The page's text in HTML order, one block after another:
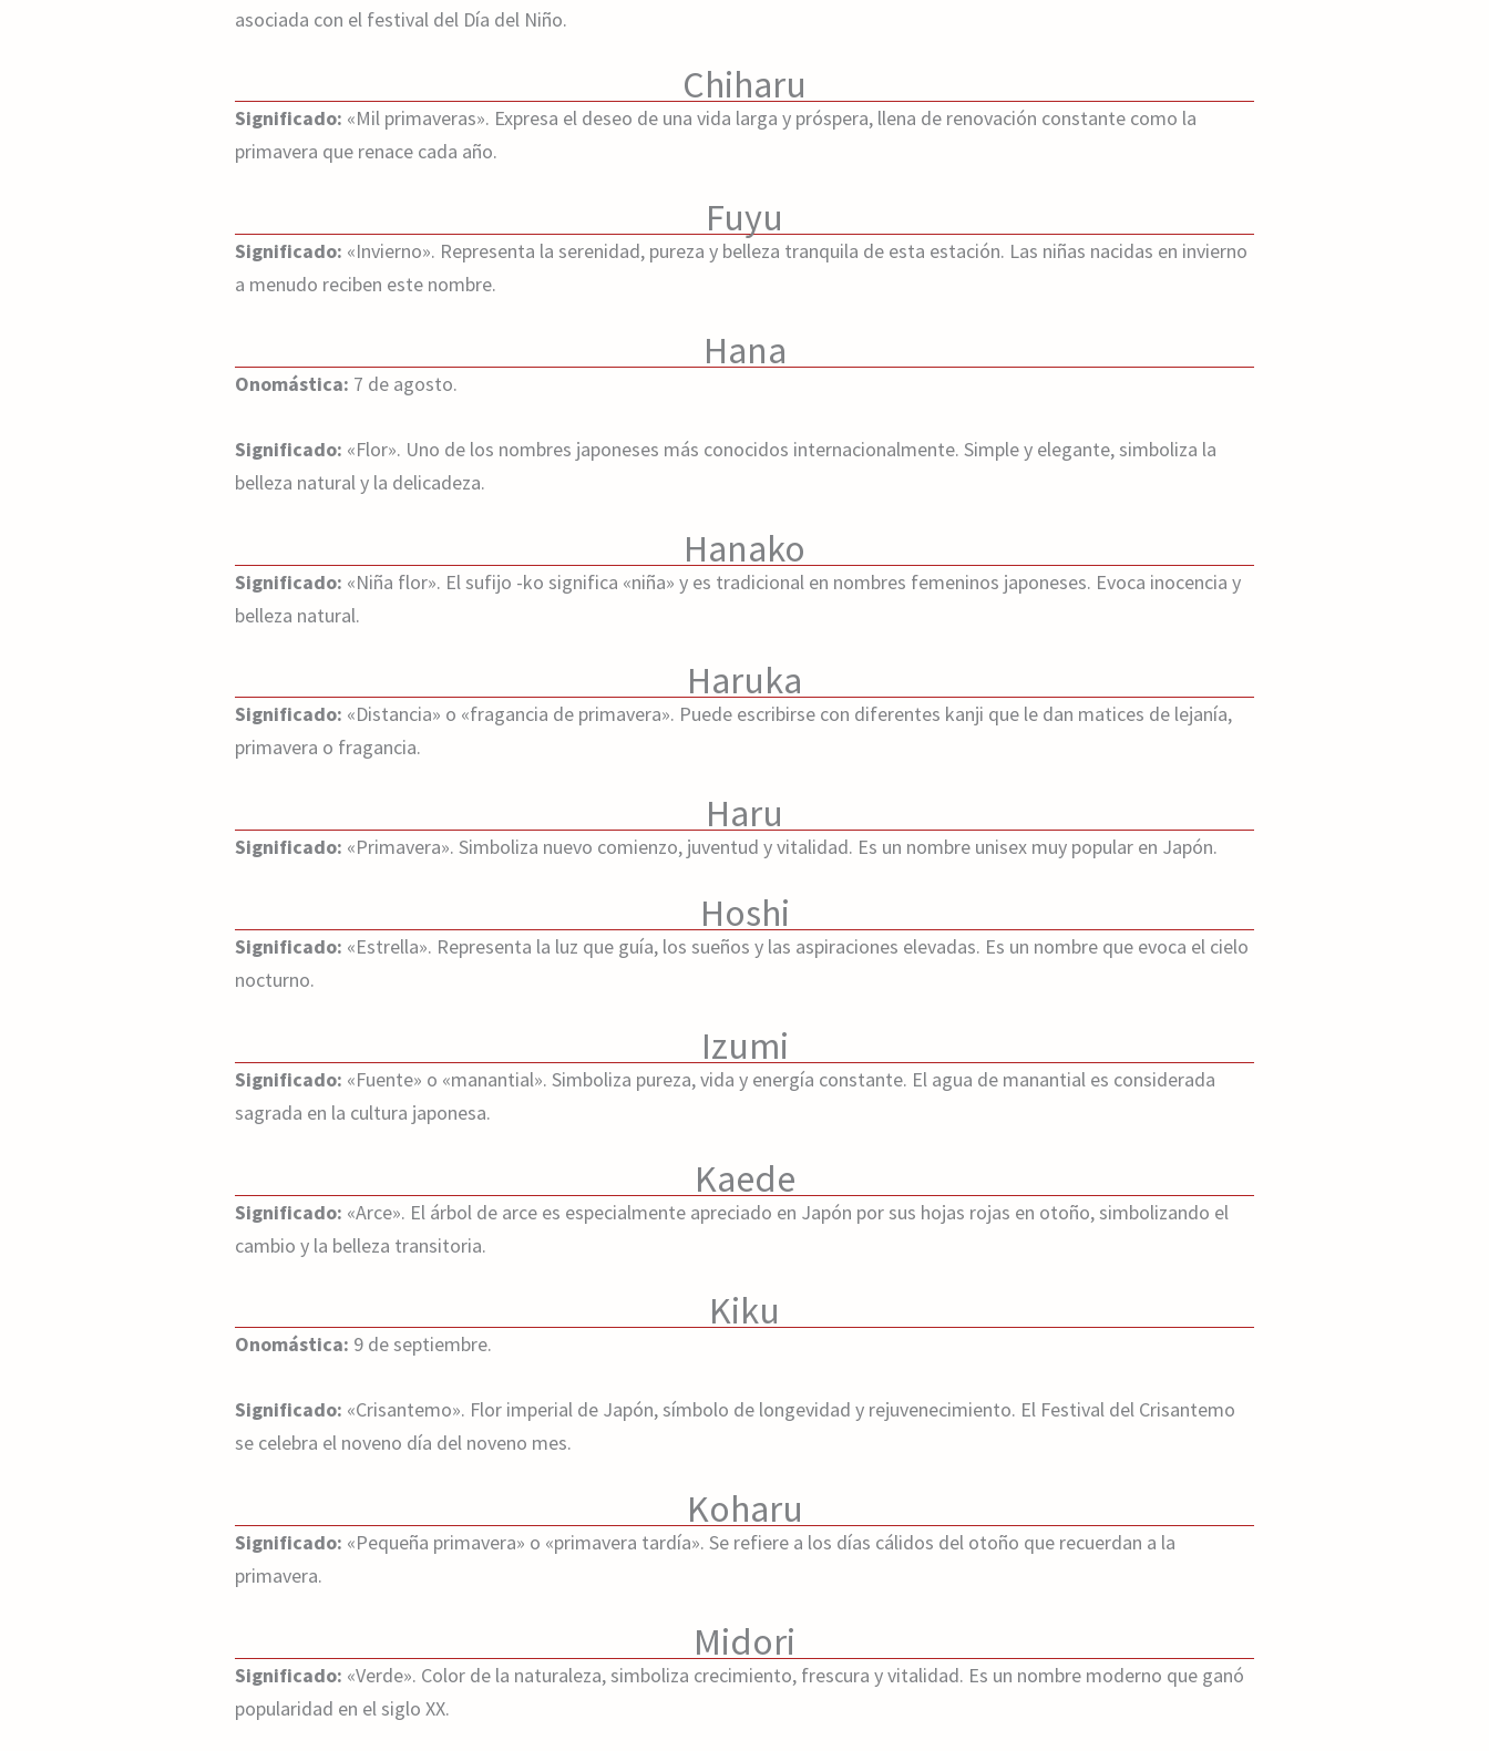
asociada con el festival del Día del Niño.
Chiharu
Significado: «Mil primaveras». Expresa el deseo de una vida larga y próspera, llena de renovación constante como la
primavera que renace cada año.
Fuyu
Significado: «Invierno». Representa la serenidad, pureza y belleza tranquila de esta estación. Las niñas nacidas en invierno
a menudo reciben este nombre.
Hana
Onomástica: 7 de agosto.
Significado: «Flor». Uno de los nombres japoneses más conocidos internacionalmente. Simple y elegante, simboliza la
belleza natural y la delicadeza.
Hanako
Significado: «Niña flor». El sufijo -ko significa «niña» y es tradicional en nombres femeninos japoneses. Evoca inocencia y
belleza natural.
Haruka
Significado: «Distancia» o «fragancia de primavera». Puede escribirse con diferentes kanji que le dan matices de lejanía,
primavera o fragancia.
Haru
Significado: «Primavera». Simboliza nuevo comienzo, juventud y vitalidad. Es un nombre unisex muy popular en Japón.
Hoshi
Significado: «Estrella». Representa la luz que guía, los sueños y las aspiraciones elevadas. Es un nombre que evoca el cielo
nocturno.
Izumi
Significado: «Fuente» o «manantial». Simboliza pureza, vida y energía constante. El agua de manantial es considerada
sagrada en la cultura japonesa.
Kaede
Significado: «Arce». El árbol de arce es especialmente apreciado en Japón por sus hojas rojas en otoño, simbolizando el
cambio y la belleza transitoria.
Kiku
Onomástica: 9 de septiembre.
Significado: «Crisantemo». Flor imperial de Japón, símbolo de longevidad y rejuvenecimiento. El Festival del Crisantemo
se celebra el noveno día del noveno mes.
Koharu
Significado: «Pequeña primavera» o «primavera tardía». Se refiere a los días cálidos del otoño que recuerdan a la
primavera.
Midori
Significado: «Verde». Color de la naturaleza, simboliza crecimiento, frescura y vitalidad. Es un nombre moderno que ganó
popularidad en el siglo XX.